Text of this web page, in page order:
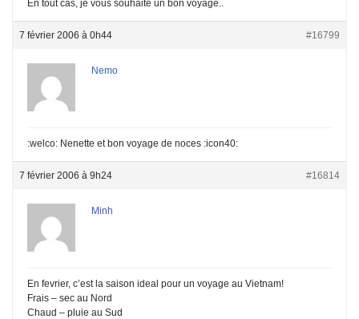
En tout cas, je vous souhaite un bon voyage..
7 février 2006 à 0h44 #16799
Nemo
:welco: Nenette et bon voyage de noces :icon40:
7 février 2006 à 9h24 #16814
Minh
En fevrier, c’est la saison ideal pour un voyage au Vietnam!
Frais – sec au Nord
Chaud – pluie au Sud